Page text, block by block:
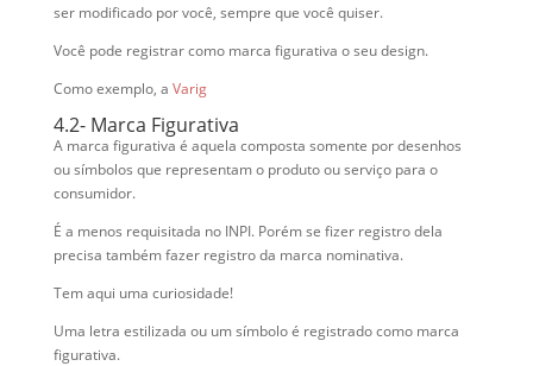
ser modificado por você, sempre que você quiser.
Você pode registrar como marca figurativa o seu design.
Como exemplo, a Varig
4.2- Marca Figurativa
A marca figurativa é aquela composta somente por desenhos
ou símbolos que representam o produto ou serviço para o
consumidor.
É a menos requisitada no INPI. Porém se fizer registro dela
precisa também fazer registro da marca nominativa.
Tem aqui uma curiosidade!
Uma letra estilizada ou um símbolo é registrado como marca
figurativa.